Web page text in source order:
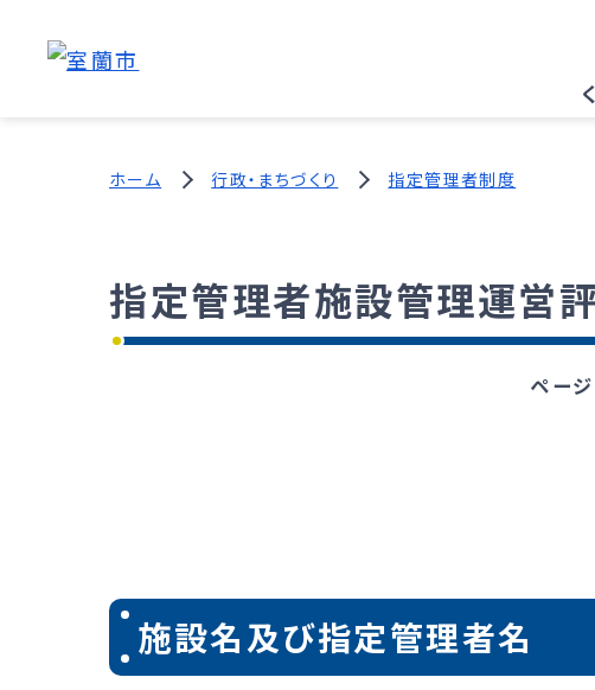
ホーム 行政・まちづくり 指定管理者制度
指定管理者施設管理運営
ペー
施設名及び指定管理者名